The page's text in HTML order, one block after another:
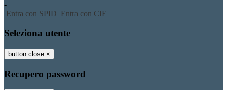
-
Entra con SPID Entra con CIE
Seleziona utente
button close ×
Recupero password